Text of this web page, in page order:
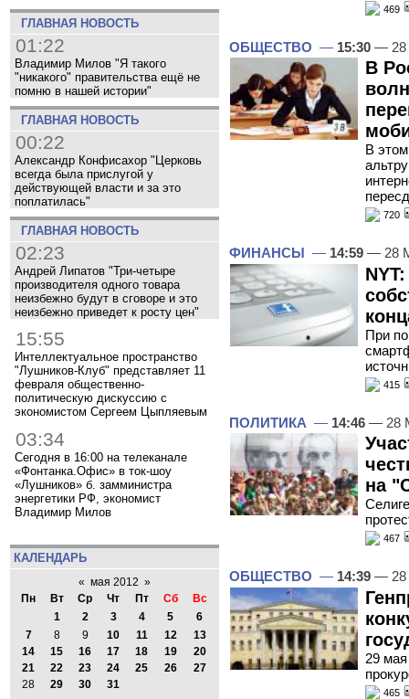
ГЛАВНАЯ НОВОСТЬ
01:22
Владимир Милов "Я такого
"никакого" правительства ещё не
помню в нашей истории"
ГЛАВНАЯ НОВОСТЬ
00:22
Александр Конфисахор "Церковь
всегда была прислугой у
действующей власти и за это
поплатилась"
ГЛАВНАЯ НОВОСТЬ
02:23
Андрей Липатов "Три-четыре
производителя одного товара
неизбежно будут в сговоре и это
неизбежно приведет к росту цен"
15:55
Интеллектуальное пространство
"Лушников-Клуб" представляет 11
февраля общественно-
политическую дискуссию с
экономистом Сергеем Цыпляевым
03:34
Сегодня в 16:00 на телеканале
«Фонтанка.Офис» в ток-шоу
«Лушников» б. замминистра
энергетики РФ, экономист
Владимир Милов
КАЛЕНДАРЬ
« мая 2012 »
Пн
Вт Ср Чт Пт Сб
Вс
1
2 3 4 5
6
7
8 9 10 11 12
13
14
15 16 17 18 19
20
21
22 23 24 25 26
27
28
29 30 31
469
ОБЩЕСТВО — 15:30 — 28
В
В
720
ФИНАНСЫ — 14:59 — 28
При
415
ПОЛИТИКА — 14:46 — 28
на
467
ОБЩЕСТВО — 14:39 — 28
29
465